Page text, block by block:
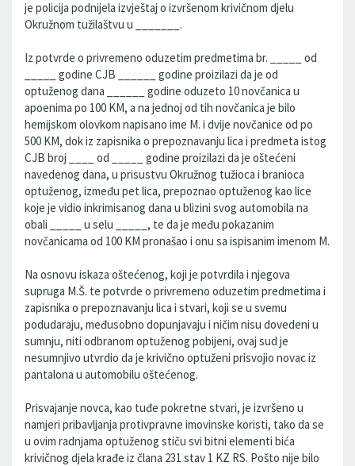
je policija podnijela izvještaj o izvršenom krivičnom djelu
Okružnom tužilaštvu u _______.
Iz potvrde o privremeno oduzetim predmetima br. _____ od
_____ godine CJB ______ godine proizilazi da je od
optuženog dana ______ godine oduzeto 10 novčanica u
apoenima po 100 KM, a na jednoj od tih novčanica je bilo
hemijskom olovkom napisano ime M. i dvije novčanice od po
500 KM, dok iz zapisnika o prepoznavanju lica i predmeta istog
CJB broj ____ od _____ godine proizilazi da je oštećeni
navedenog dana, u prisustvu Okružnog tužioca i branioca
optuženog, između pet lica, prepoznao optuženog kao lice
koje je vidio inkrimisanog dana u blizini svog automobila na
obali _____ u selu _____, te da je među pokazanim
novčanicama od 100 KM pronašao i onu sa ispisanim imenom M.
Na osnovu iskaza oštećenog, koji je potvrdila i njegova
supruga M.Š. te potvrde o privremeno oduzetim predmetima i
zapisnika o prepoznavanju lica i stvari, koji se u svemu
podudaraju, međusobno dopunjavaju i ničim nisu dovedeni u
sumnju, niti odbranom optuženog pobijeni, ovaj sud je
nesumnjivo utvrdio da je krivično optuženi prisvojio novac iz
pantalona u automobilu oštećenog.
Prisvajanje novca, kao tuđe pokretne stvari, je izvršeno u
namjeri pribavljanja protivpravne imovinske koristi, tako da se
u ovim radnjama optuženog stiču svi bitni elementi bića
krivičnog djela krađe iz člana 231 stav 1 KZ RS. Pošto nije bilo